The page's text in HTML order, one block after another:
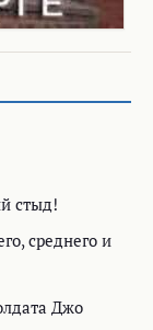
стыд!
среднего и
Джо